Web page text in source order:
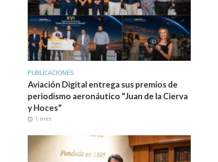
PUBLICACIONES
Aviación Digital entrega sus premios de
periodismo aeronáutico “Juan de la Cierva
y Hoces”
1 mes